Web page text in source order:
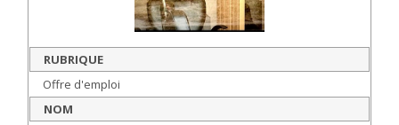
RUBRIQUE
Offre d'emploi
NOM